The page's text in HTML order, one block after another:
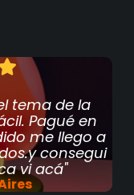
tema de la
Pagué en
me llego a
consegui
vi acá"